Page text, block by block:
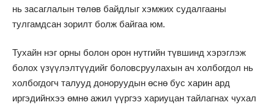
нь засаглалын төлөв байдлыг хэмжих судалгааны
тулгамдсан зорилт болж байгаа юм.
Тухайн нэг орны болон орон нутгийн түвшинд хэрэглэж
болох үзүүлэлтүүдийг боловсруулахын ач холбогдол нь
холбогдогч талууд доноруудын өснө бус харин ард
иргэдийнхээ өмнө ажил үүргээ хариуцан тайлагнах чухал